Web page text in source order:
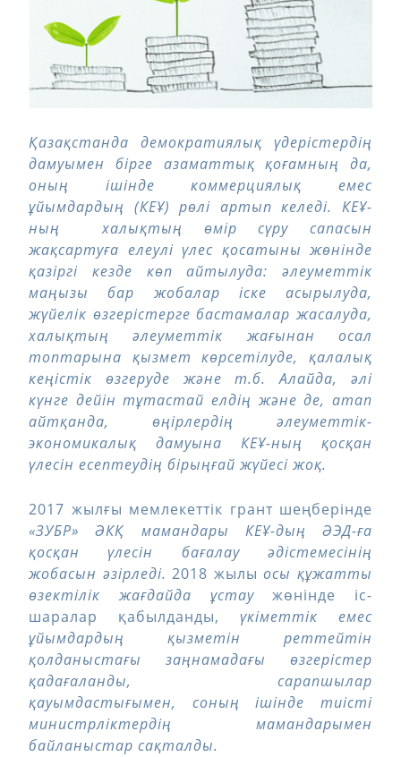
Қазақстанда демократиялық үдерістердің
дамуымен бірге азаматтық қоғамның да,
оның ішінде коммерциялық емес
ұйымдардың (КЕҰ) рөлі артып келеді. КЕҰ-
ның халықтың өмір сүру сапасын
жақсартуға елеулі үлес қосатыны жөнінде
қазіргі кезде көп айтылуда: әлеуметтік
маңызы бар жобалар іске асырылуда,
жүйелік өзгерістерге бастамалар жасалуда,
халықтың әлеуметтік жағынан осал
топтарына қызмет көрсетілуде, қалалық
кеңістік өзгеруде және т.б. Алайда, әлі
күнге дейін тұтастай елдің және де, атап
айтқанда, өңірлердің әлеуметтік-
экономикалық дамуына КЕҰ-ның қосқан
үлесін есептеудің бірыңғай жүйесі жоқ.
2017 жылғы мемлекеттік грант шеңберінде
«ЗУБР» ӘКҚ мамандары КЕҰ-дың ӘЭД-ға
қосқан үлесін бағалау әдістемесінің
жобасын әзірледі. 2018 жылыосы құжатты
өзектілік жағдайда ұстаужөнінде іс-
шаралар қабылданды, үкіметтік емес
ұйымдардың қызметін реттейтін
қолданыстағы заңнамадағы өзгерістер
қадағаланды, сарапшылар
қауымдастығымен, соның ішінде тиісті
министрліктердің мамандарымен
байланыстар сақталды.